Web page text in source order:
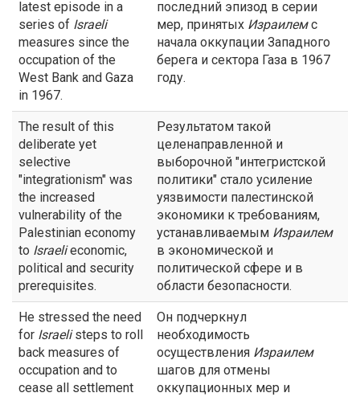
latest episode in a
series of Israeli
measures since the
occupation of the
West Bank and Gaza
in 1967.
последний эпизод в серии
мер, принятых Израилемс
начала оккупации Западного
берега и сектора Газа в 1967
году.
The result of this
deliberate yet
selective
"integrationism" was
the increased
vulnerability of the
Palestinian economy
to Israelieconomic,
political and security
prerequisites.
Результатом такой
целенаправленной и
выборочной "интегристской
политики" стало усиление
уязвимости палестинской
экономики к требованиям,
устанавливаемым Израилем
в экономической и
политической сфере и в
области безопасности.
He stressed the need
for Israelisteps to roll
back measures of
occupation and to
cease all settlement
Он подчеркнул
необходимость
осуществления Израилем
шагов для отмены
оккупационных мер и